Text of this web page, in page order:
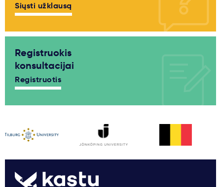
Siųsti užklausą
Registruokis
konsultacijai
Registruotis